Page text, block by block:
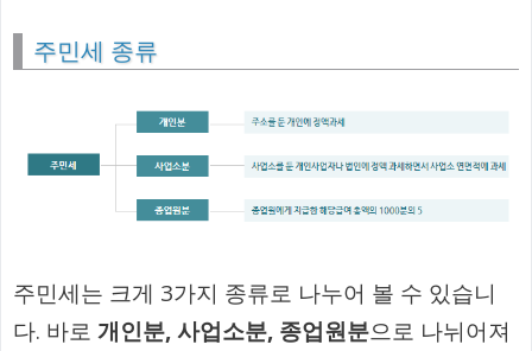
주민세 종류
주민세는 크게 3가지 종류로 나누어 볼 수 있습니
다. 바로 개인분, 사업소분, 종업원분으로 나뉘어져